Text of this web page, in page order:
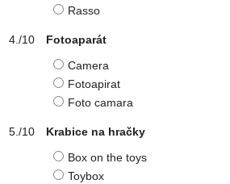
Rasso
Fotoaparát
Camera
Fotoapirat
Foto camara
Krabice na hračky
Box on the toys
Toybox